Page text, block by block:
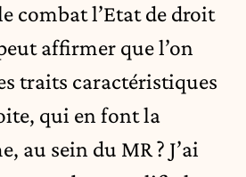
combat l’Etat de droit
affirmer que l’on
traits caractéristiques
qui en font la
au sein du MR ? J’ai